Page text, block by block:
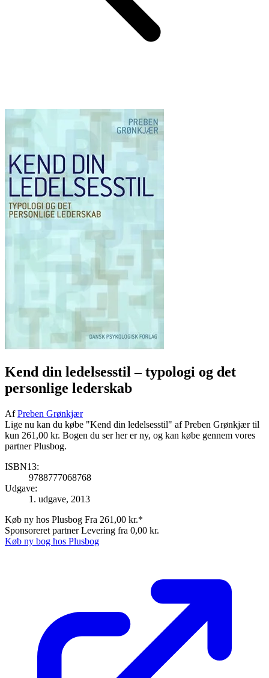
Kend din ledelsesstil– typologi og det
personlige lederskab
AfPreben Grønkjær
Lige nu kan du købe "Kend din ledelsesstil" af Preben Grønkjær til
kun 261,00 kr. Bogen du ser her er ny, og kan købe gennem vores
partner Plusbog.
ISBN13:
9788777068768
Udgave:
1. udgave, 2013
Køb ny hos Plusbog Fra 261,00 kr.*
Sponsoreret partnerLevering fra 0,00 kr.
Køb ny bog hos Plusbog